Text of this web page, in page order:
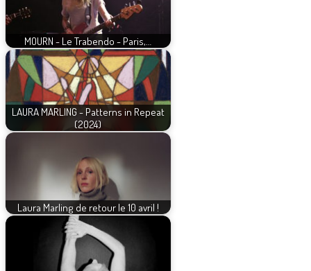
MOURN - Le Trabendo - Paris,…
LAURA MARLING - Patterns in Repeat
(2024)
Laura Marling de retour le 10 avril !